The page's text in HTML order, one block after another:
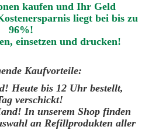
kaufen und Ihr Geld
liegt bei bis zu
96%!
, einsetzen und drucken!
Kaufvorteile:
Heute bis 12 Uhr bestellt,
verschickt!
In unserem Shop finden
an Refillprodukten aller